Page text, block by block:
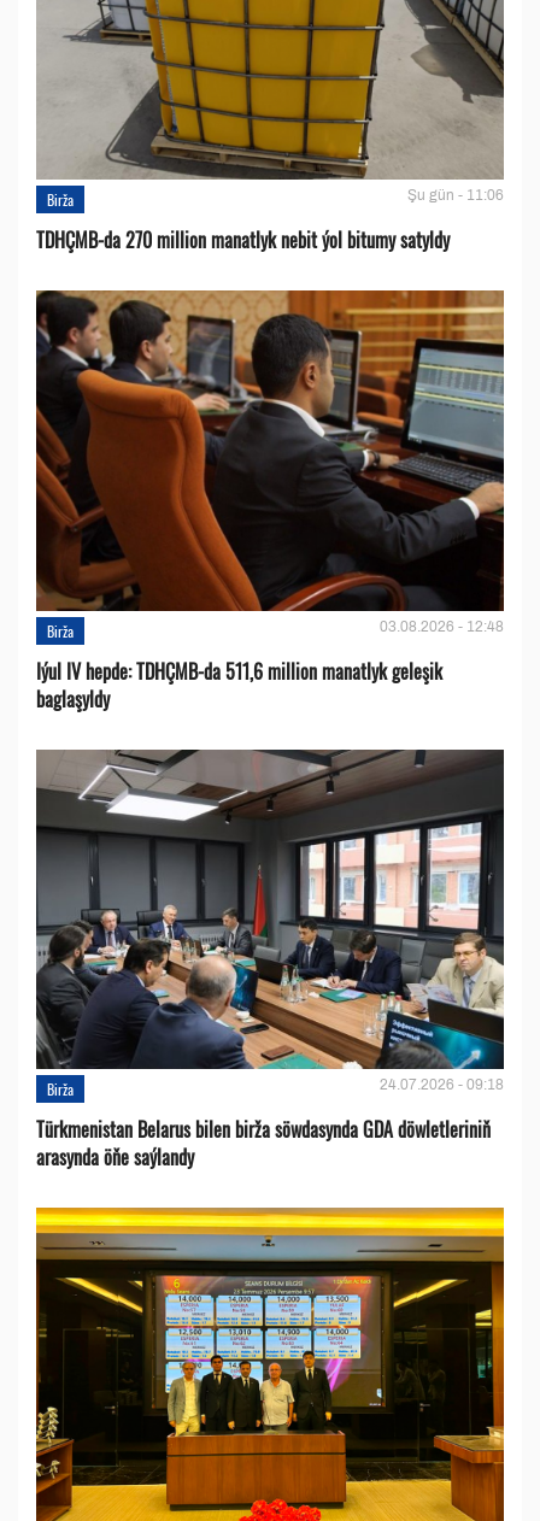
Birža Şu gün - 11:06
TDHÇMB-da 270 million manatlyk nebit ýol bitumy satyldy
Birža 03.08.2026 - 12:48
Iýul IV hepde: TDHÇMB-da 511,6 million manatlyk geleşik
baglaşyldy
Birža 24.07.2026 - 09:18
Türkmenistan Belarus bilen birža söwdasynda GDA döwletleriniň
arasynda öňe saýlandy